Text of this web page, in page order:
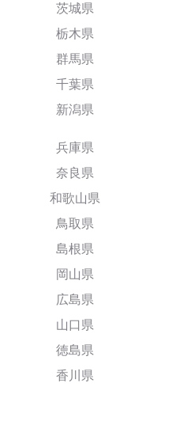
茨城県
栃木県
群馬県
千葉県
新潟県
兵庫県
奈良県
和歌山県
鳥取県
島根県
岡山県
広島県
山口県
徳島県
香川県